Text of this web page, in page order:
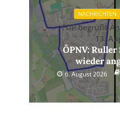
NACHRICHTEN
FDP begrüßt
13.
ÖPNV:
wieder
6. August 2026